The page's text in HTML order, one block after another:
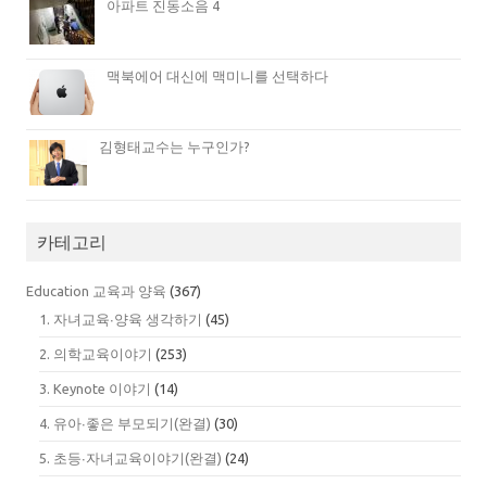
아파트 진동소음 4
맥북에어 대신에 맥미니를 선택하다
김형태교수는 누구인가?
카테고리
Education 교육과 양육 (367)
1. 자녀교육∙양육 생각하기 (45)
2. 의학교육이야기 (253)
3. Keynote 이야기 (14)
4. 유아∙좋은 부모되기(완결) (30)
5. 초등∙자녀교육이야기(완결) (24)